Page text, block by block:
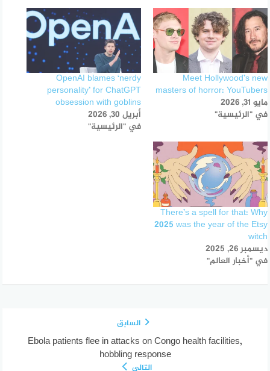
Meet Hollywood’s new
masters of horror: YouTubers
مايو 31, 2026
في "الرئيسية"
OpenAI blames ‘nerdy
personality’ for ChatGPT
obsession with goblins
أبريل 30, 2026
في "الرئيسية"
There’s a spell for that: Why
2025 was the year of the Etsy
witch
ديسمبر 26, 2025
في "أخبار العالم"
السابق
Ebola patients flee in attacks on Congo health facilities,
hobbling response
التالي